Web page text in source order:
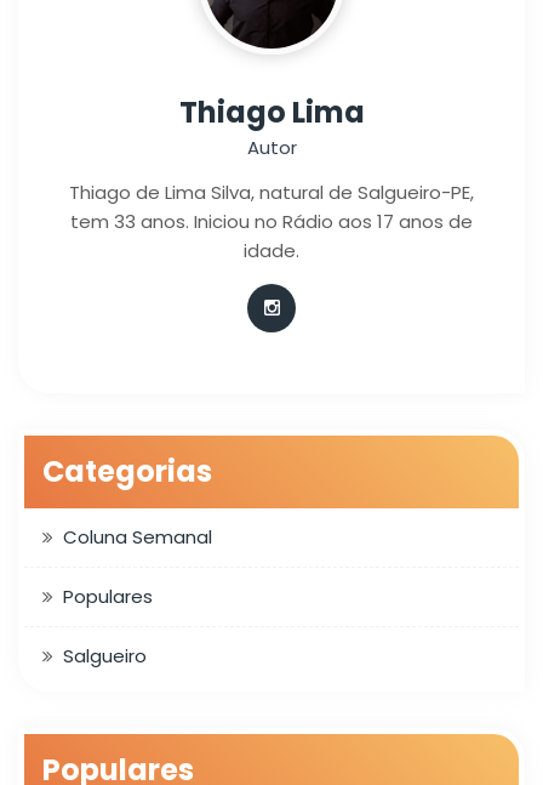
Thiago Lima
Autor
Thiago de Lima Silva, natural de Salgueiro-PE,
tem 33 anos. Iniciou no Rádio aos 17 anos de
idade.
Categorias
Coluna Semanal
Populares
Salgueiro
Populares